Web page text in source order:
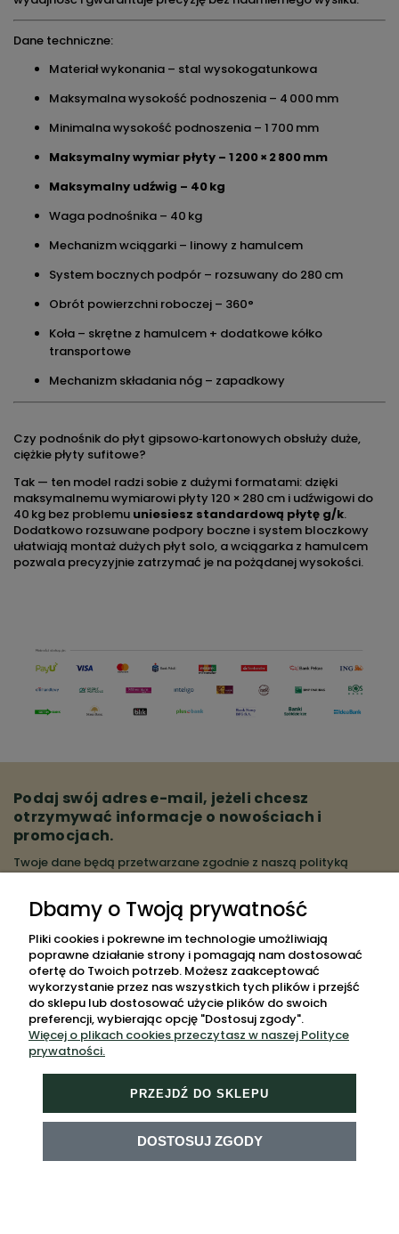
Dane techniczne:
Materiał wykonania – stal wysokogatunkowa
Maksymalna wysokość podnoszenia – 4 000 mm
Minimalna wysokość podnoszenia – 1 700 mm
Maksymalny wymiar płyty – 1 200 × 2 800 mm
Maksymalny udźwig – 40 kg
Waga podnośnika – 40 kg
Mechanizm wciągarki – linowy z hamulcem
System bocznych podpór – rozsuwany do 280 cm
Obrót powierzchni roboczej – 360°
Koła – skrętne z hamulcem + dodatkowe kółko
transportowe
Mechanizm składania nóg – zapadkowy
Czy podnośnik do płyt gipsowo‑kartonowych obsłuży duże,
ciężkie płyty sufitowe?
Tak — ten model radzi sobie z dużymi formatami: dzięki
maksymalnemu wymiarowi płyty 120 × 280 cm i udźwigowi do
40 kg bez problemu uniesiesz standardową płytę g/k.
Dodatkowo rozsuwane podpory boczne i system bloczkowy
ułatwiają montaż dużych płyt solo, a wciągarka z hamulcem
pozwala precyzyjnie zatrzymać je na pożądanej wysokości.
Podaj swój adres e-mail, jeżeli chcesz
otrzymywać informacje o nowościach i
promocjach.
Twoje dane będą przetwarzane zgodnie z naszą polityką
prywatności
ZAPISZ SIĘ
POMOC
MOJE KONTO
PŁATNOŚCI I DOSTAWA
O NAS
Dbamy o Twoją prywatność
Pliki cookies i pokrewne im technologie umożliwiają
poprawne działanie strony i pomagają nam dostosować
ofertę do Twoich potrzeb. Możesz zaakceptować
wykorzystanie przez nas wszystkich tych plików i przejść
do sklepu lub dostosować użycie plików do swoich
preferencji, wybierając opcję "Dostosuj zgody".
Więcej o plikach cookies przeczytasz w naszej Polityce
prywatności.
PRZEJDŹ DO SKLEPU
DOSTOSUJ ZGODY